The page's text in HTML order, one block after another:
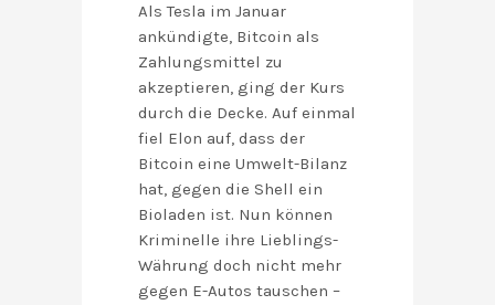
Als Tesla im Januar
ankündigte, Bitcoin als
Zahlungsmittel zu
akzeptieren, ging der Kurs
durch die Decke. Auf einmal
fiel Elon auf, dass der
Bitcoin eine Umwelt-Bilanz
hat, gegen die Shell ein
Bioladen ist. Nun können
Kriminelle ihre Lieblings-
Währung doch nicht mehr
gegen E-Autos tauschen –